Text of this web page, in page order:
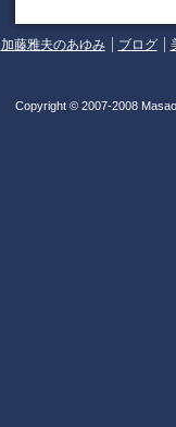
加藤雅夫のあゆみ ブログ
Copyright © 2007-2008